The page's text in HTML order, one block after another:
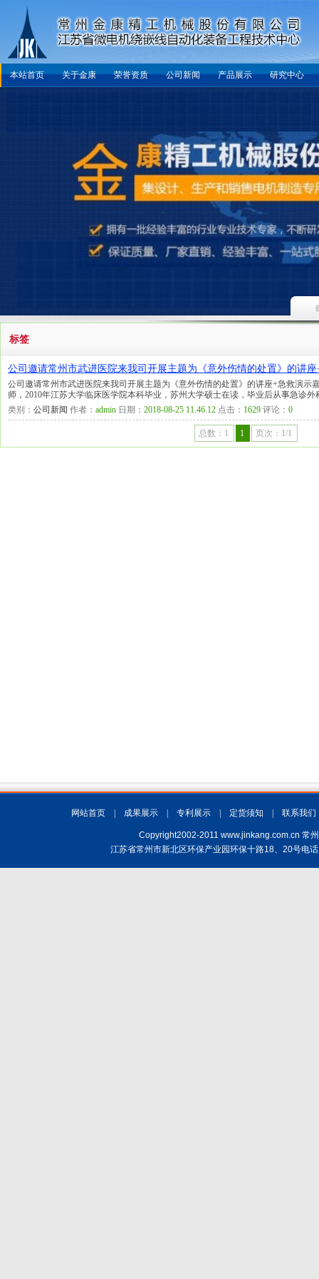
本站首页 关于金康 荣誉资质 公司新闻 产品展示 研究中心
标签
公司邀请常州市武进医院来我司开展主题为《意外伤情的处置》的讲
公司邀请常州市武进医院来我司开展主题为《意外伤情的处置》的讲座+急救演示
师，2010年江苏大学临床医学院本科毕业，苏州大学硕士在读，毕业后从事急诊
类别： 公司新闻 作者： admin 日期： 2018-08-25 11.46.12 点击： 1629 评论： 0
总数：1 1 页次：1/1
网站首页 成果展示 专利展示 定货须知 联系我们
Copyright2002-2011 www.jinkang.com.cn 常
江苏省常州市新北区环保产业园环保十路18、20号电